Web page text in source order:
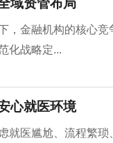
域资管布局
金融机构的核心竞
化战略定...
心就医环境
就医尴尬、流程繁